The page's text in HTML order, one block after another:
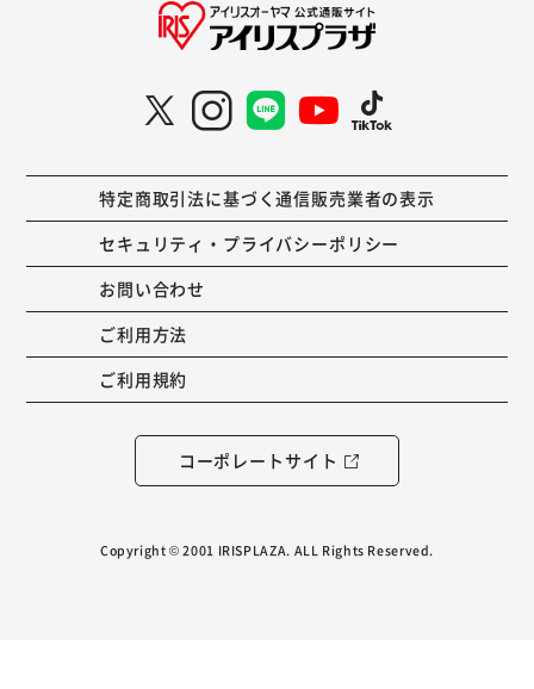
特定商取引法に基づく通信販売業者の表示
セキュリティ・プライバシーポリシー
お問い合わせ
ご利用方法
ご利用規約
コーポレートサイト
Copyright © 2001 IRISPLAZA. ALL Rights Reserved.